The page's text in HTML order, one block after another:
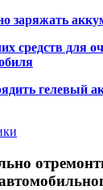
заряжать
средств для
гелевый